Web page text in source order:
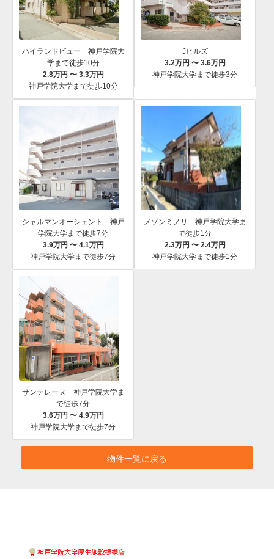
ハイランドビュー 神戸学院大
学まで徒歩10分
2.8万円 〜 3.3万円
神戸学院大学まで徒歩10分
Jヒルズ
3.2万円 〜 3.6万円
神戸学院大学まで徒歩3分
シャルマンオーシェント 神戸
学院大学まで徒歩7分
3.9万円 〜 4.1万円
神戸学院大学まで徒歩7分
メゾンミノリ 神戸学院大学ま
で徒歩1分
2.3万円 〜 2.4万円
神戸学院大学まで徒歩1分
サンテレーヌ 神戸学院大学ま
で徒歩7分
3.6万円 〜 4.9万円
神戸学院大学まで徒歩7分
物件一覧に戻る